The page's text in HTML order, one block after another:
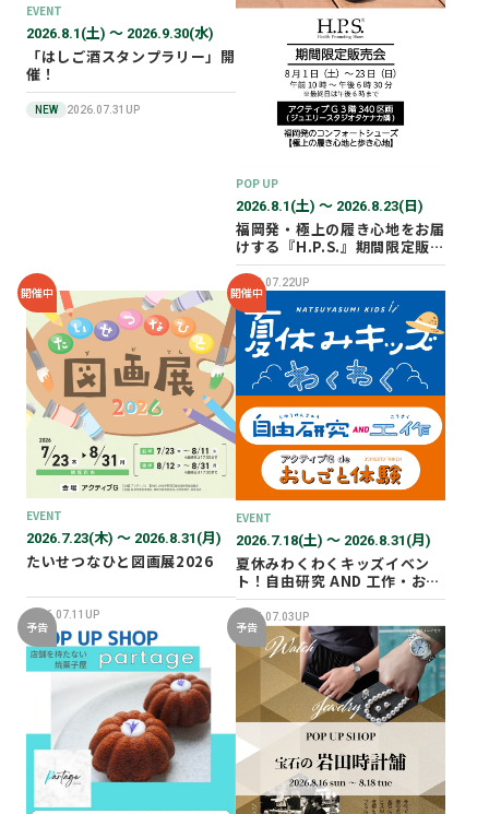
EVENT
2026.8.1(土) 〜 2026.9.30(水)
「はしご酒スタンプラリー」開
催！
NEW 2026.07.31UP
POP UP
2026.8.1(土) 〜 2026.8.23(日)
福岡発・極上の履き心地をお届
けする『H.P.S.』期間限定販売
会を開催✨
2026.07.22UP
開催中
EVENT
2026.7.23(木) 〜 2026.8.31(月)
たいせつなひと図画展2026
2026.07.11UP
開催中
EVENT
2026.7.18(土) 〜 2026.8.31(月)
夏休みわくわくキッズイベン
ト！自由研究 AND 工作・おし
ごと体験！
2026.07.03UP
予告 予告